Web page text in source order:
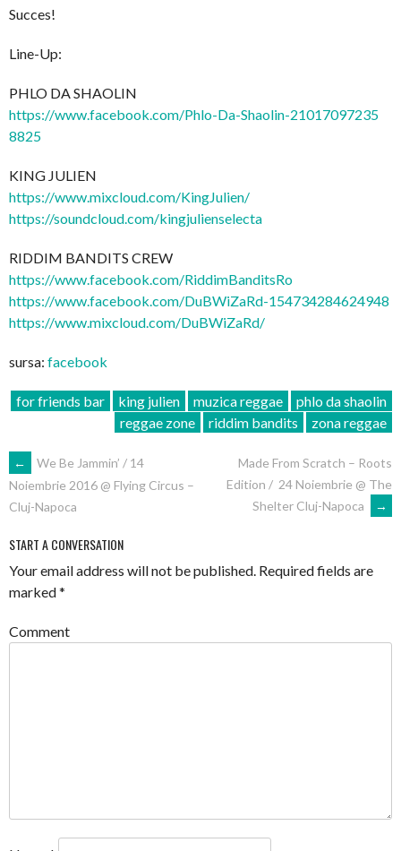
Succes!
Line-Up:
PHLO DA SHAOLIN
https://www.facebook.com/Phlo-Da-Shaolin-21017097235
8825
KING JULIEN
https://www.mixcloud.com/KingJulien/
https://soundcloud.com/kingjulienselecta
RIDDIM BANDITS CREW
https://www.facebook.com/RiddimBanditsRo
https://www.facebook.com/DuBWiZaRd-154734284624948
https://www.mixcloud.com/DuBWiZaRd/
sursa: facebook
for friends bar king julien muzica reggae
phlo da shaolin
reggae zone
riddim bandits zona reggae
POST
NAVIGATION
←
We Be Jammin’ / 14
Noiembrie 2016 @ Flying Circus –
Cluj-Napoca
Made From Scratch – Roots
Edition / 24 Noiembrie @ The
Shelter Cluj-Napoca
→
START A CONVERSATION
Your email address will not be published. Required fields are
marked*
Comment